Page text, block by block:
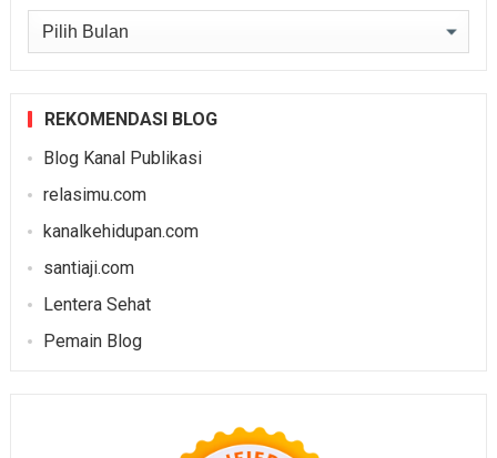
Arsip
REKOMENDASI BLOG
Blog Kanal Publikasi
relasimu.com
kanalkehidupan.com
santiaji.com
Lentera Sehat
Pemain Blog